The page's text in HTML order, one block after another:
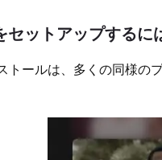
ットアップするに
トールは、多くの同様の